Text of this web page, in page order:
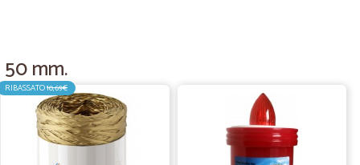
mm.
RIBASSATO10,69€